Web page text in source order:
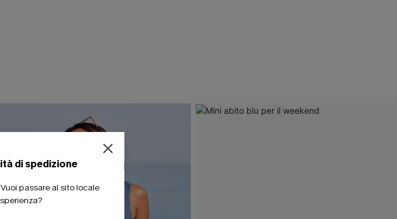
di spedizione
Vuoi passare al sito locale
DI SCONTO SENZA MINIMO D'ORDINE
20% DI SCONTO SU 2 O PIÙ ARTICOLI